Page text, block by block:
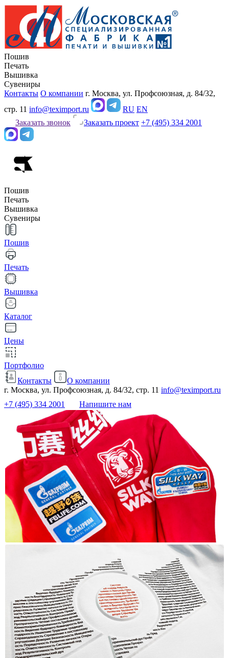
Пошив
Печать
Вышивка
Сувениры
Контакты О компании г. Москва, ул. Профсоюзная, д. 84/32,
стр. 11 info@teximport.ru RU EN
Заказать звонок
Заказать проект +7 (495) 334 2001
Пошив
Печать
Вышивка
Сувениры
Пошив
Печать
Вышивка
Каталог
Цены
Портфолио
Контакты
О компании
г. Москва, ул. Профсоюзная, д. 84/32, стр. 11 info@teximport.ru
+7 (495) 334 2001
Напишите нам